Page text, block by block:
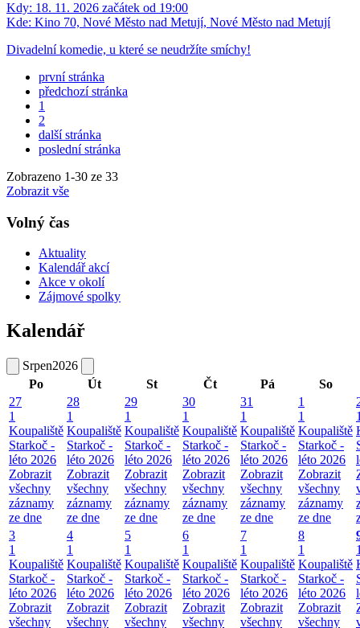
Kdy: 18. 11. 2026 začátek od 19:00
Kde: Kino 70, Nové Město nad Metují, Nové Město nad Metují
Divadelní komedie, u které se neudržíte smíchy!
první stránka
předchozí stránka
1
2
další stránka
poslední stránka
Zobrazeno 1-30 ze 33
Zobrazit vše
Volný čas
Aktuality
Kalendář akcí
Akce v okolí
Zájmové spolky
Kalendář
Srpen2026
Po
Út St Čt Pá
So
27
1
Koupaliště
Starkoč -
léto 2026
Zobrazit
všechny
záznamy
ze dne
28
1
Koupaliště
Starkoč -
léto 2026
Zobrazit
všechny
záznamy
ze dne
29
1
Koupaliště
Starkoč -
léto 2026
Zobrazit
všechny
záznamy
ze dne
30
1
Koupaliště
Starkoč -
léto 2026
Zobrazit
všechny
záznamy
ze dne
31
1
Koupaliště
Starkoč -
léto 2026
Zobrazit
všechny
záznamy
ze dne
1
1
Koupaliště
Starkoč -
léto 2026
Zobrazit
všechny
záznamy
ze dne
3
1
Koupaliště
Starkoč -
léto 2026
Zobrazit
všechny
4
1
Koupaliště
Starkoč -
léto 2026
Zobrazit
všechny
5
1
Koupaliště
Starkoč -
léto 2026
Zobrazit
všechny
6
1
Koupaliště
Starkoč -
léto 2026
Zobrazit
všechny
7
1
Koupaliště
Starkoč -
léto 2026
Zobrazit
všechny
8
1
Koupaliště
Starkoč -
léto 2026
Zobrazit
všechny